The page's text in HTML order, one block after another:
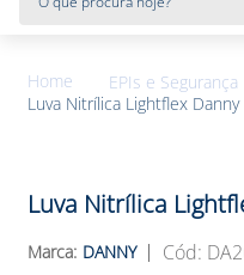
EPIs e Segurança
Luva Nitrílica Lightflex Danny
Luva Nitrílica
DANNY :